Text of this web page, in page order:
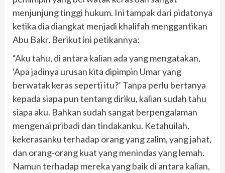
menjunjung tinggi hukum. Ini tampak dari pidatonya
ketika dia diangkat menjadi khalifah menggantikan
Abu Bakr. Berikut ini petikannya:
“Aku tahu, di antara kalian ada yang mengatakan,
‘Apa jadinya urusan kita dipimpin Umar yang
berwatak keras seperti itu?’ Tanpa perlu bertanya
kepada siapa pun tentang diriku, kalian sudah tahu
siapa aku. Bahkan sudah sangat berpengalaman
mengenai pribadi dan tindakanku. Ketahuilah,
kekerasanku terhadap orang yang zalim, yang jahat,
dan orang-orang kuat yang menindas yang lemah.
Namun terhadap mereka yang baik di antara kalian,